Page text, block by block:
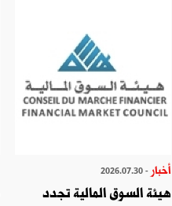
أخبار - 2026.07.30
هيئة السوق المالية تجدد